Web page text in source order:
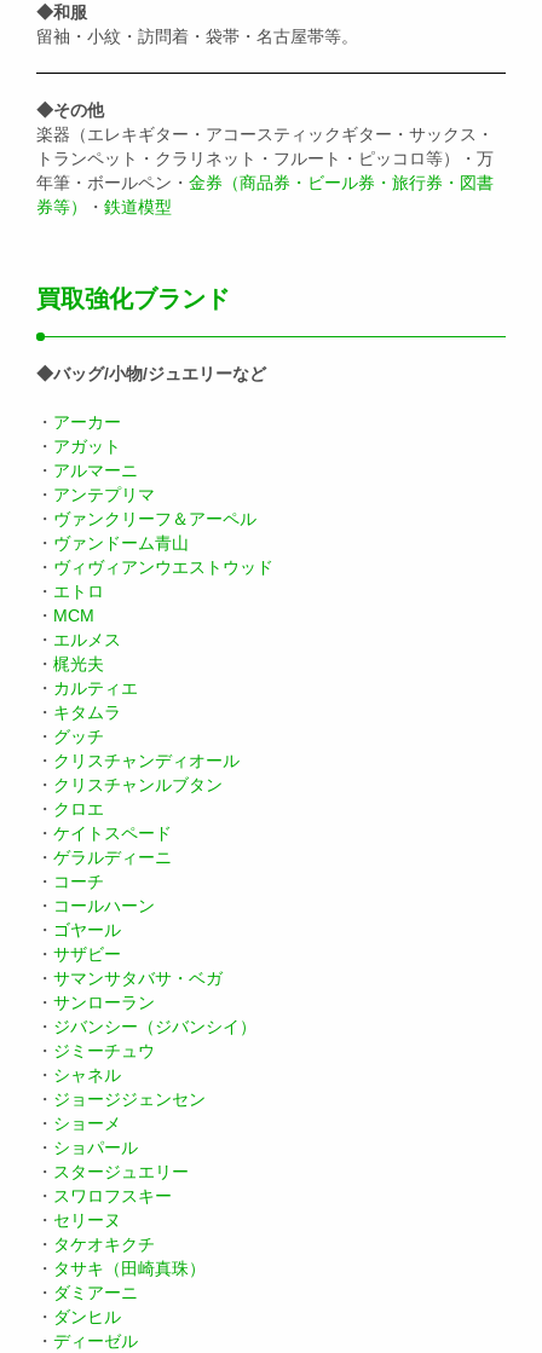
◆和服
留袖・小紋・訪問着・袋帯・名古屋帯等。
◆その他
楽器（エレキギター・アコースティックギター・サックス・
トランペット・クラリネット・フルート・ピッコロ等）・万
年筆・ボールペン・ 金券（商品券・ビール券・旅行券・図書
券等）
・ 鉄道模型
買取強化ブランド
◆バッグ/小物/ジュエリーなど
・ アーカー
・ アガット
・ アルマーニ
・ アンテプリマ
・ ヴァンクリーフ＆アーペル
・ ヴァンドーム青山
・ ヴィヴィアンウエストウッド
・ エトロ
・ MCM
・ エルメス
・ 梶光夫
・ カルティエ
・ キタムラ
・ グッチ
・ クリスチャンディオール
・ クリスチャンルブタン
・ クロエ
・ ケイトスペード
・ ゲラルディーニ
・ コーチ
・ コールハーン
・ ゴヤール
・ サザビー
・ サマンサタバサ・ベガ
・ サンローラン
・ ジバンシー（ジバンシイ）
・ ジミーチュウ
・ シャネル
・ ジョージジェンセン
・ ショーメ
・ ショパール
・ スタージュエリー
・ スワロフスキー
・ セリーヌ
・ タケオキクチ
・ タサキ（田崎真珠）
・ ダミアーニ
・ ダンヒル
・ ディーゼル